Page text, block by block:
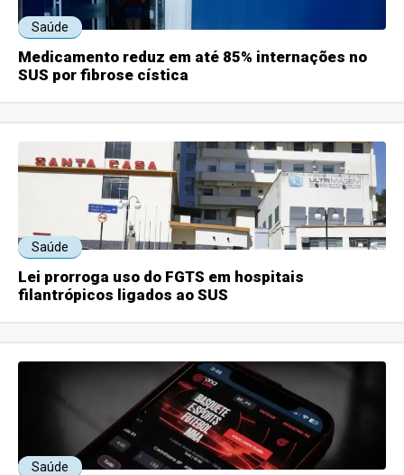
Saúde
Medicamento reduz em até 85% internações no
SUS por fibrose cística
Saúde
Lei prorroga uso do FGTS em hospitais
filantrópicos ligados ao SUS
Saúde